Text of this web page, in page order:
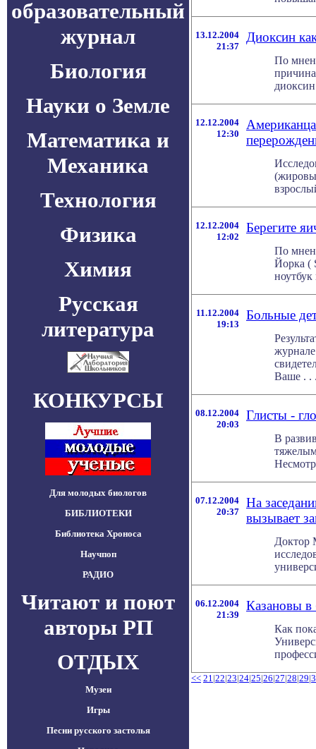
образовательный
журнал
Биология
Науки о Земле
Математика и
Механика
Технология
Физика
Химия
Русская
литература
КОНКУРСЫ
Для молодых биологов
БИБЛИОТЕКИ
Библиотека Хроноса
Научпоп
РАДИО
Читают и поют
авторы РП
ОТДЫХ
Музеи
Игры
Песни русского застолья
13.12.2004
21:37
Диоксин
По
12.12.2004
12:30
12.12.2004
12:02
Берегите
По
Йорка (
11.12.2004
19:13
Больные
Ваше . .
08.12.2004
20:03
Глисты -
В
07.12.2004
20:37
На
вызывает
Доктор
06.12.2004
21:39
Казановы в
Как
<< 21|22|23|24|25|26|27|28|29|